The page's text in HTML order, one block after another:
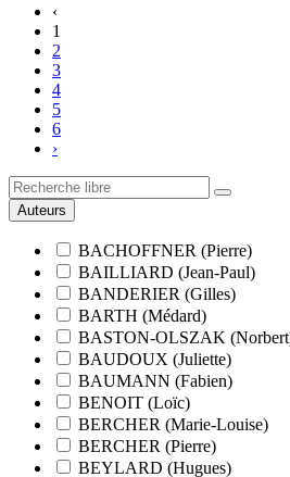
‹
1
2
3
4
5
6
›
Auteurs
BACHOFFNER (Pierre)
BAILLIARD (Jean-Paul)
BANDERIER (Gilles)
BARTH (Médard)
BASTON-OLSZAK
BAUDOUX (Juliette)
BAUMANN (Fabien)
BENOIT (Loïc)
BERCHER (Marie-Louise)
BERCHER (Pierre)
BEYLARD (Hugues)